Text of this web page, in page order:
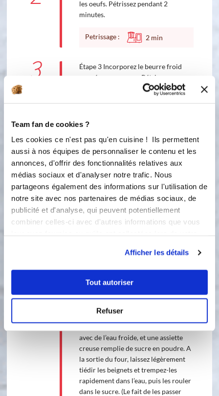
Team fan de cookies ?
Les cookies ce n'est pas qu'en cuisine ! Ils permettent
aussi à nos équipes de personnaliser le contenu et les
annonces, d'offrir des fonctionnalités relatives aux
médias sociaux et d'analyser notre trafic. Nous
partageons également des informations sur l'utilisation de
notre site avec nos partenaires de médias sociaux, de
publicité et d'analyse, qui peuvent potentiellement
combiner celles-ci avec d'autres informations que vous
Afficher les détails
Tout autoriser
Refuser
les oeufs. Pétrissez pendant 2
minutes.
Petrissage : 2 min
3
Étape 3 Incorporez le beurre froid
coupé en morceaux. Pétrissez
pendant 2 minutes. Arrêtez le
pétrissage lorsque la pâte se décolle
pâte dans un cul de poule, et couvrez
minutes dans le four à 40°.
Petrissage : 2min
4
Étape 4 Déposez la pâte sur votre
plan de travail légèrement fariné.
Avec le racloir, détaillez celle-ci en 20
morceaux. Formez des petites boules
mini pain de table. Laissez lever de
5
Étape 5 A l’aide d’un pinceau,
badigeonnez les beignets avec un peu
préchauffé à 180° pour 10 minutes.
avec de l’eau froide, et une assiette
creuse remplie de sucre en poudre. A
la sortie du four, laissez légèrement
tiédir les beignets et trempez-les
rapidement dans l’eau, puis les rouler
dans le sucre. (Le fait de les passer